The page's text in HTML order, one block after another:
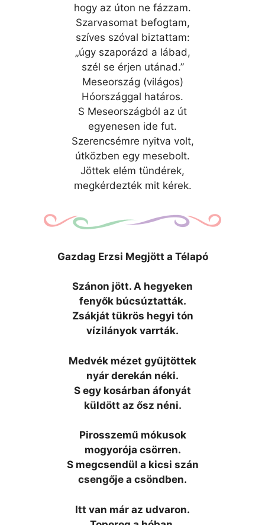
hogy az úton ne fázzam.
Szarvasomat befogtam,
szíves szóval biztattam:
„úgy szaporázd a lábad,
szél se érjen utánad.”
Meseország (világos)
Hóországgal határos.
S Meseországból az út
egyenesen ide fut.
Szerencsémre nyitva volt,
útközben egy mesebolt.
Jöttek elém tündérek,
megkérdezték mit kérek.
Gazdag Erzsi Megjött a Télapó
Szánon jött. A hegyeken
fenyők búcsúztatták.
Zsákját tükrös hegyi tón
vízilányok varrták.
Medvék mézet gyűjtöttek
nyár derekán néki.
S egy kosárban áfonyát
küldött az ősz néni.
Pirosszemű mókusok
mogyorója csörren.
S megcsendül a kicsi szán
csengője a csöndben.
Itt van már az udvaron.